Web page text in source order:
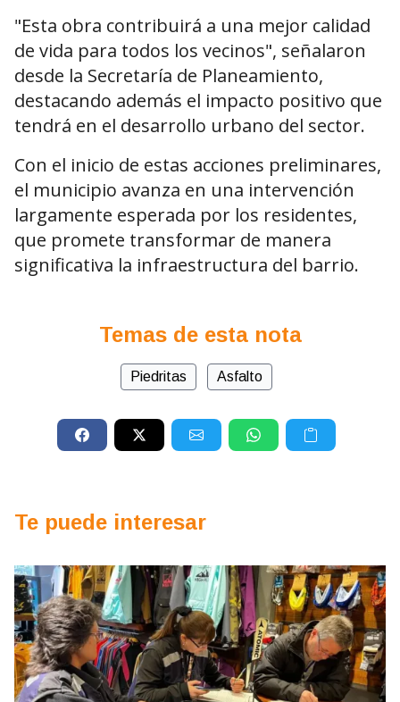
"Esta obra contribuirá a una mejor calidad
de vida para todos los vecinos", señalaron
desde la Secretaría de Planeamiento,
destacando además el impacto positivo que
tendrá en el desarrollo urbano del sector.
Con el inicio de estas acciones preliminares,
el municipio avanza en una intervención
largamente esperada por los residentes,
que promete transformar de manera
significativa la infraestructura del barrio.
Temas de esta nota
Piedritas Asfalto
Te puede interesar